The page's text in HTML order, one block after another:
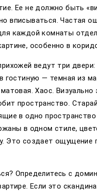
Ее не должно быть
вписываться. Частая
каждой комнаты
особенно в
ведут три
гостиную — темная из
Хаос. Визуально
пространство.
в одно
в одном стиле,
Это создает ощущение
Определитесь с
Если это